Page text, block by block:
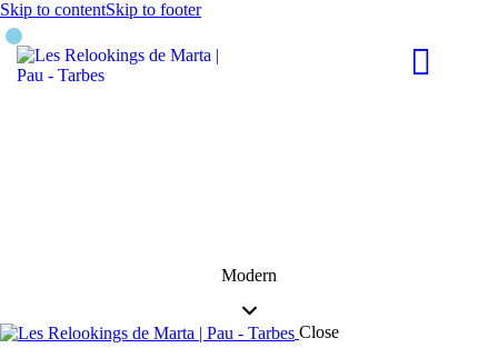
Skip to contentSkip to footer
Modern
Close